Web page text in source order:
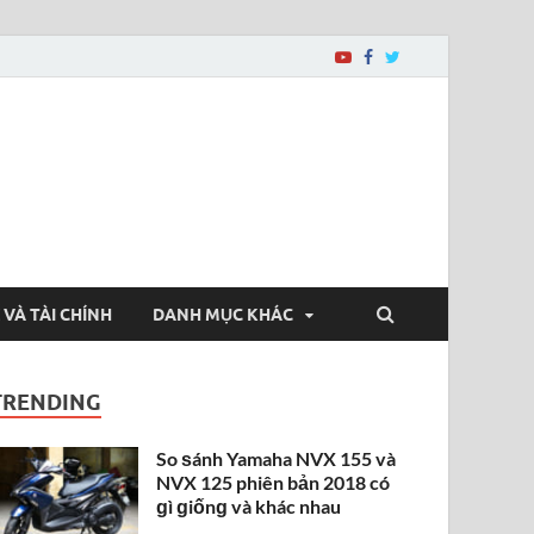
TÀI CHÍNH DANH MỤC KHÁC
So ѕánh Yamaha NVX 155 và
NVX 125 phiên bản 2018 có
ɡì ɡiốnɡ và khác nhau